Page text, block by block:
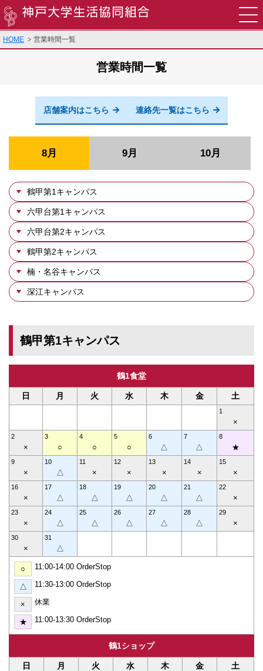
食堂
生協でできること
お問い合わせ
HOME 営業時間一覧
営業時間一覧
店舗案内はこちら 連絡先一覧はこちら
8月 9月 10月
鶴甲第1キャンパス
六甲台第1キャンパス
六甲台第2キャンパス
鶴甲第2キャンパス
楠・名谷キャンパス
深江キャンパス
鶴甲第1キャンパス
鶴1食堂
日 月 火 水 木 金 土
1
×
2
×
3
○
4
○
5
○
6
△
7
△
8
★
9
×
10
△
11
×
12
×
13
×
14
×
15
×
16
×
17
△
18
△
19
△
20
△
21
△
22
×
23
×
24
△
25
△
26
△
27
△
28
△
29
×
30
×
31
△
○ 11:00-14:00 OrderStop
△ 11:30-13:00 OrderStop
× 休業
★ 11:00-13:30 OrderStop
鶴1ショップ
日 月 火 水 木 金 土